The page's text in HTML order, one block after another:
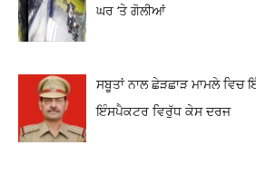
ਘਰ ‘ਤੇ ਗੋਲੀਆਂ
ਸਬੂਤਾਂ ਨਾਲ ਛੇੜਛਾੜ ਮਾਮਲੇ
ਇੰਸਪੈਕਟਰ ਵਿਰੁੱਧ ਕੇਸ ਦਰਜ